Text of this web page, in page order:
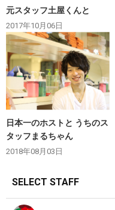
元スタッフ土屋くんと
2017年10月06日
日本一のホストと うちのス
タッフまるちゃん
2018年08月03日
SELECT STAFF